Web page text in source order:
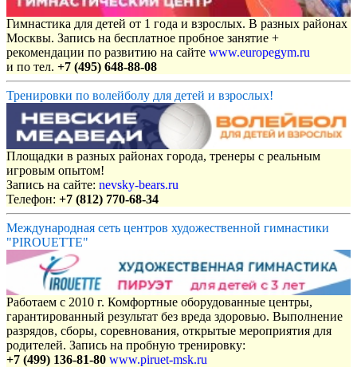
Гимнастика для детей от 1 года и взрослых. В разных районах
Москвы. Запись на бесплатное пробное занятие +
рекомендации по развитию на сайте www.europegym.ru
и по тел. +7 (495) 648-88-08
Тренировки по волейболу для детей и взрослых!
Площадки в разных районах города, тренеры с реальным
игровым опытом!
Запись на сайте: nevsky-bears.ru
Телефон: +7 (812) 770-68-34
Международная сеть центров художественной гимнастики
"PIROUETTE"
Работаем с 2010 г. Комфортные оборудованные центры,
гарантированный результат без вреда здоровью. Выполнение
разрядов, сборы, соревнования, открытые мероприятия для
родителей. Запись на пробную тренировку:
+7 (499) 136-81-80 www.piruet-msk.ru